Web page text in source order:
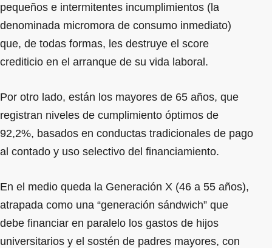
pequeños e intermitentes incumplimientos (la
denominada micromora de consumo inmediato)
que, de todas formas, les destruye el score
crediticio en el arranque de su vida laboral.
Por otro lado, están los mayores de 65 años, que
registran niveles de cumplimiento óptimos de
92,2%, basados en conductas tradicionales de pago
al contado y uso selectivo del financiamiento.
En el medio queda la Generación X (46 a 55 años),
atrapada como una “generación sándwich” que
debe financiar en paralelo los gastos de hijos
universitarios y el sostén de padres mayores, con